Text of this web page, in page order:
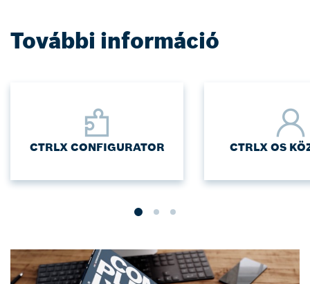
További információ
CTRLX CONFIGURATOR CTRLX OS